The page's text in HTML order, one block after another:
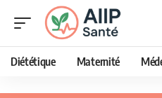
Diététique Maternité